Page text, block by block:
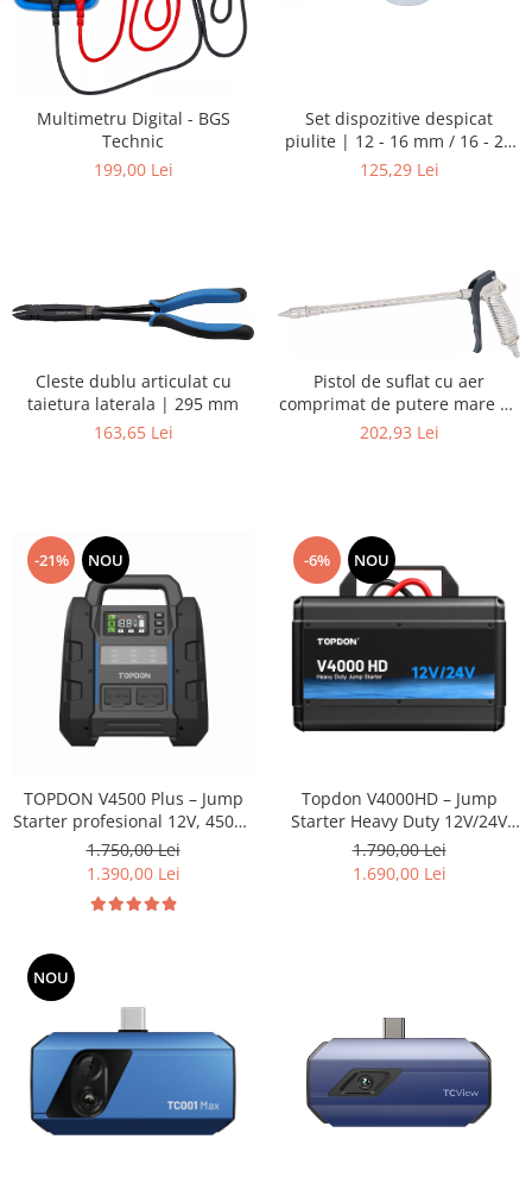
Multimetru Digital - BGS
Technic
199,00 Lei
Set dispozitive despicat
piulite | 12 - 16 mm / 16 - 22
mm | 2 piese
125,29 Lei
Cleste dublu articulat cu
taietura laterala | 295 mm
163,65 Lei
Pistol de suflat cu aer
comprimat de putere mare cu
duza Venturi | 290 mm
202,93 Lei
-21% NOU
TOPDON V4500 Plus – Jump
Starter profesional 12V, 4500A
cu Powerbank și lanternă LED
1.750,00 Lei
1.390,00 Lei
-6% NOU
Topdon V4000HD – Jump
Starter Heavy Duty 12V/24V
pentru Camioane, TIR și
Autoturisme
1.790,00 Lei
1.690,00 Lei
NOU